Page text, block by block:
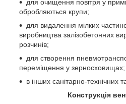
для очищення повітря у
обробляються крупи;
для видалення мілких
виробництва залізобетонних
розчинів;
для створення
переміщення у зерносховищах;
в інших санітарно-технічних
Конструкція